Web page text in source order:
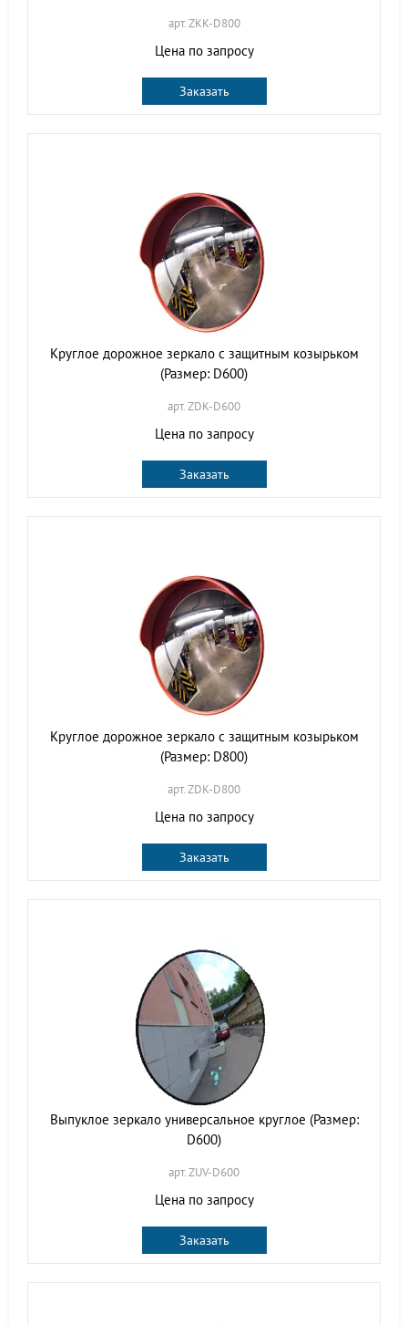
арт. ZKK-D800
Цена по запросу
Заказать
Круглое дорожное зеркало с защитным козырьком
(Размер: D600)
арт. ZDK-D600
Цена по запросу
Заказать
Круглое дорожное зеркало с защитным козырьком
(Размер: D800)
арт. ZDK-D800
Цена по запросу
Заказать
Выпуклое зеркало универсальное круглое (Размер:
D600)
арт. ZUV-D600
Цена по запросу
Заказать